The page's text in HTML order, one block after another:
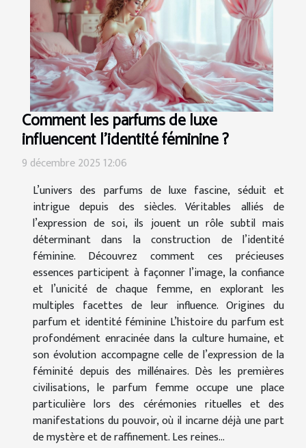
Comment les parfums de luxe
influencent l'identité féminine ?
9 décembre 2025 12:06
L’univers des parfums de luxe fascine, séduit et
intrigue depuis des siècles. Véritables alliés de
l’expression de soi, ils jouent un rôle subtil mais
déterminant dans la construction de l’identité
féminine. Découvrez comment ces précieuses
essences participent à façonner l’image, la confiance
et l’unicité de chaque femme, en explorant les
multiples facettes de leur influence. Origines du
parfum et identité féminine L’histoire du parfum est
profondément enracinée dans la culture humaine, et
son évolution accompagne celle de l’expression de la
féminité depuis des millénaires. Dès les premières
civilisations, le parfum femme occupe une place
particulière lors des cérémonies rituelles et des
manifestations du pouvoir, où il incarne déjà une part
de mystère et de raffinement. Les reines...